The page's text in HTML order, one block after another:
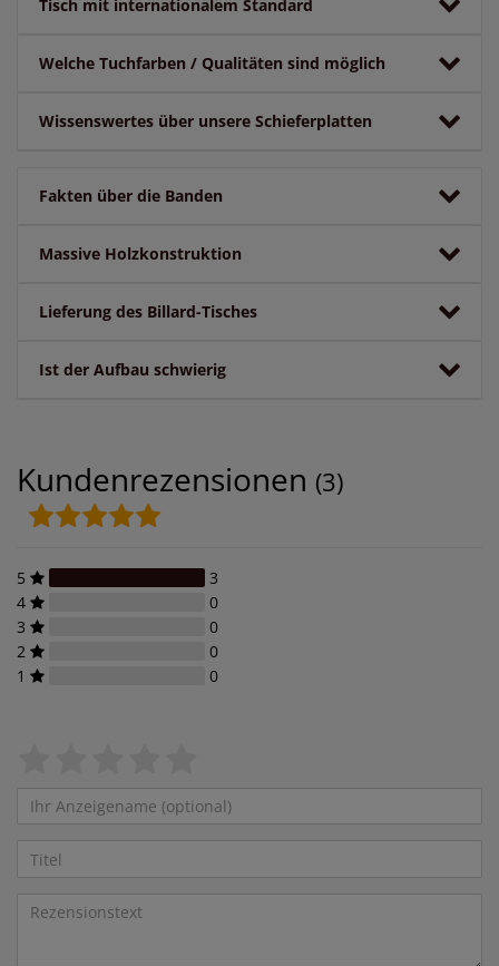
Tisch mit internationalem Standard
Welche Tuchfarben / Qualitäten sind möglich
Wissenswertes über unsere Schieferplatten
Fakten über die Banden
Massive Holzkonstruktion
Lieferung des Billard-Tisches
Ist der Aufbau schwierig
Kundenrezensionen (3)
5
3
4
0
3
0
2
0
1
0
von
von
von
von
von
5
Anzeigename